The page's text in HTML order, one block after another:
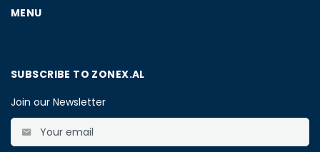
MENU
SUBSCRIBE TO ZONEX.AL
Join our Newsletter